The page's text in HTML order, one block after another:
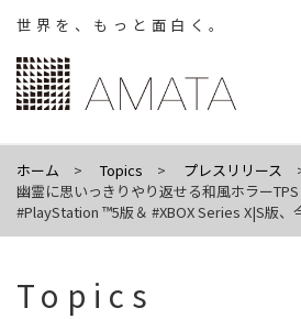
世界を、もっと面白く。
ホーム Topics
プレスリリース
幽霊に思いっきりやり返せる和風ホラーTPS
#PlayStation ™5版＆ #XBOX Series X|S版、
Topics